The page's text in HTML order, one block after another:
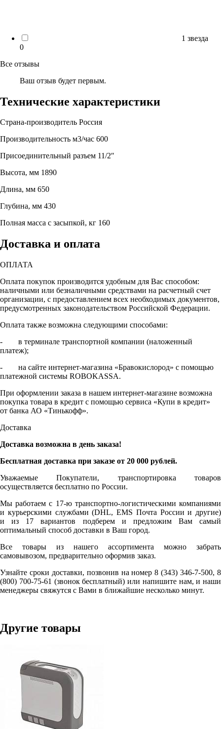
1 звезда
0
Все отзывы
Ваш отзыв будет первым.
Технические характеристики
Страна-производитель Россия
Производительность м3/час 600
Присоединительный разъем 11/2″
Высота, мм 1890
Длина, мм 650
Глубина, мм 430
Полная масса с засыпкой, кг 160
Доставка и оплата
ОПЛАТА
Оплата покупок производится удобным для Вас способом:
наличными или безналичными средствами на расчетный счет
организации, с предоставлением всех необходимых документов,
предусмотренных законодательством Российской Федерации.
Оплата также возможна следующими способами:
- в терминале транспортной компании (наложенный
платеж);
- на сайте интернет-магазина «Бравокислород» с помощью
платежной системы ROBOKASSA.
При оформлении заказа в нашем интернет-магазине возможна
покупка товара в кредит с помощью сервиса «Купи в кредит»
от банка АО «Тинькофф».
Доставка
Доставка возможна в день заказа!
Бесплатная доставка при заказе от 20 000 рублей.
Уважаемые Покупатели, транспортировка товаров
осуществляется бесплатно по России.
Мы работаем с 17-ю транспортно-логистическими компаниями
и курьерскими службами (DHL, EMS Почта России и другие)
и из 17 вариантов подберем и предложим Вам самый
оптимальный способ доставки в Ваш город.
Все товары из нашего ассортимента можно забрать
самовывозом, предварительно оформив заказ.
Узнайте сроки доставки, позвонив на номер 8 (343) 346-7-500, 8
(800) 700-75-61 (звонок бесплатный) или напишите нам, и наши
менеджеры свяжутся с Вами в ближайшие несколько минут.
Другие товары